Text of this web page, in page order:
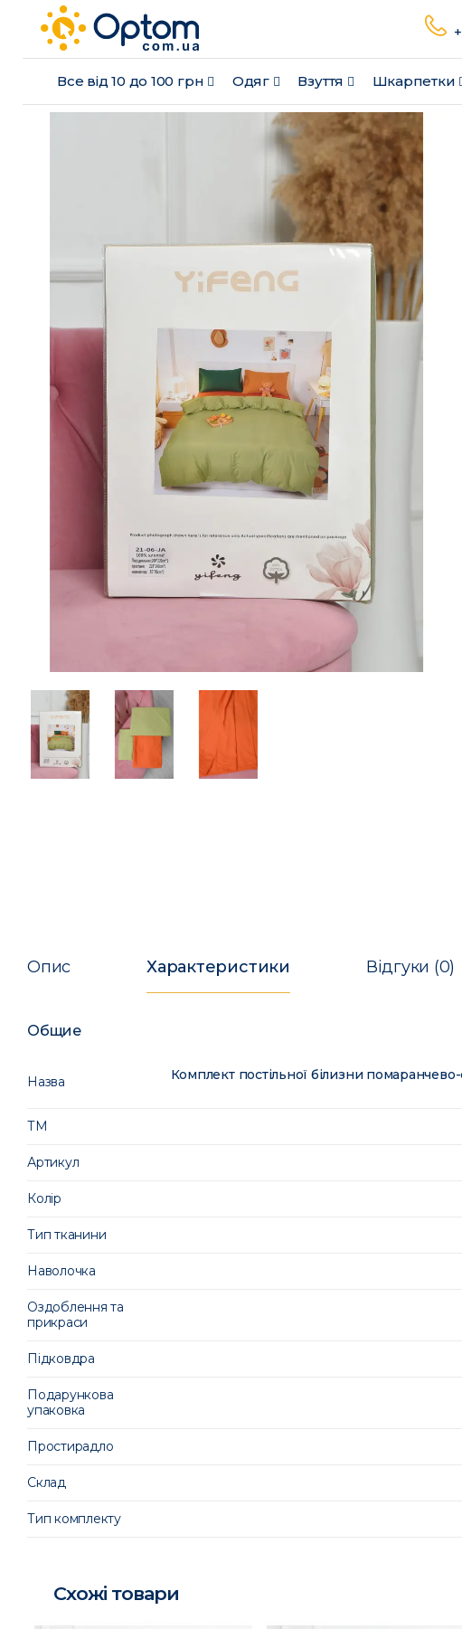
Все від 10 до 100 грн Одяг Взуття Шкарпетки
Опис Характеристики Відгуки (0)
Общие
Назва
Комплект постільної білизни
ТМ
Артикул
Колір
Тип тканини
Наволочка
Оздоблення та
прикраси
Підковдра
Подарункова
упаковка
Простирадло
Склад
Тип комплекту
Схожі товари